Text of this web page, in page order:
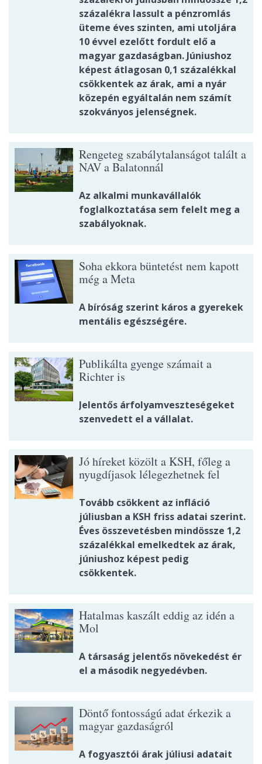
százalékra lassult a pénzromlás
üteme éves szinten, ami utoljára
10 évvel ezelőtt fordult elő a
magyar gazdaságban. Júniushoz
képest átlagosan 0,1 százalékkal
csökkentek az árak, ami a nyár
közepén egyáltalán nem számít
szokványos jelenségnek.
Rengeteg szabálytalanságot talált a
NAV a Balatonnál
Az alkalmi munkavállalók
foglalkoztatása sem felelt meg a
szabályoknak.
Soha ekkora büntetést nem kapott
még a Meta
A bíróság szerint káros a gyerekek
mentális egészségére.
Publikálta gyenge számait a
Richter is
Jelentős árfolyamveszteségeket
szenvedett el a vállalat.
Jó híreket közölt a KSH, főleg a
nyugdíjasok lélegezhetnek fel
Tovább csökkent az infláció
júliusban a KSH friss adatai szerint.
Éves összevetésben mindössze 1,2
százalékkal emelkedtek az árak,
júniushoz képest pedig
csökkentek.
Hatalmas kaszált eddig az idén a
Mol
A társaság jelentős növekedést ér
el a második negyedévben.
Döntő fontosságú adat érkezik a
magyar gazdaságról
A fogyasztói árak júliusi adatait